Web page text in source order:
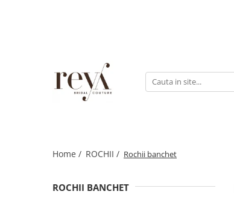
Rochii banchet
Seturi dezgatit
Home / ROCHII / Rochii banchet
ROCHII BANCHET